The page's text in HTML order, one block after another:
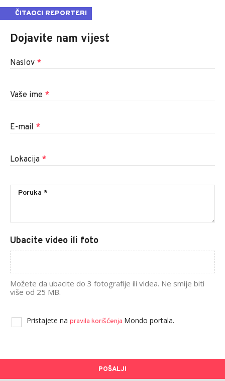
ČITAOCI REPORTERI
Dojavite nam vijest
Naslov *
Vaše ime *
E-mail *
Lokacija *
Ubacite video ili foto
Možete da ubacite do 3 fotografije ili videa. Ne smije biti
više od 25 MB.
Pristajete na pravila korišćenja Mondo portala.
POŠALJI